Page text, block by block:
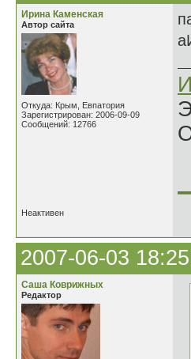
Ирина Каменская
Автор сайта
Откуда: Крым, Евпатория
Зарегистрирован: 2006-09-09
Сообщений: 12766
Неактивен
2007-06-03
Саша Коврижных
Редактор